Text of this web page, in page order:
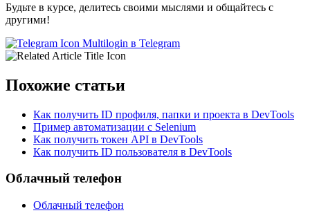
Будьте в курсе, делитесь своими мыслями и общайтесь с
другими!
Multilogin в Telegram
Похожие статьи
Как получить ID профиля, папки и проекта в DevTools
Пример автоматизации с Selenium
Как получить токен API в DevTools
Как получить ID пользователя в DevTools
Облачный телефон
Облачный телефон